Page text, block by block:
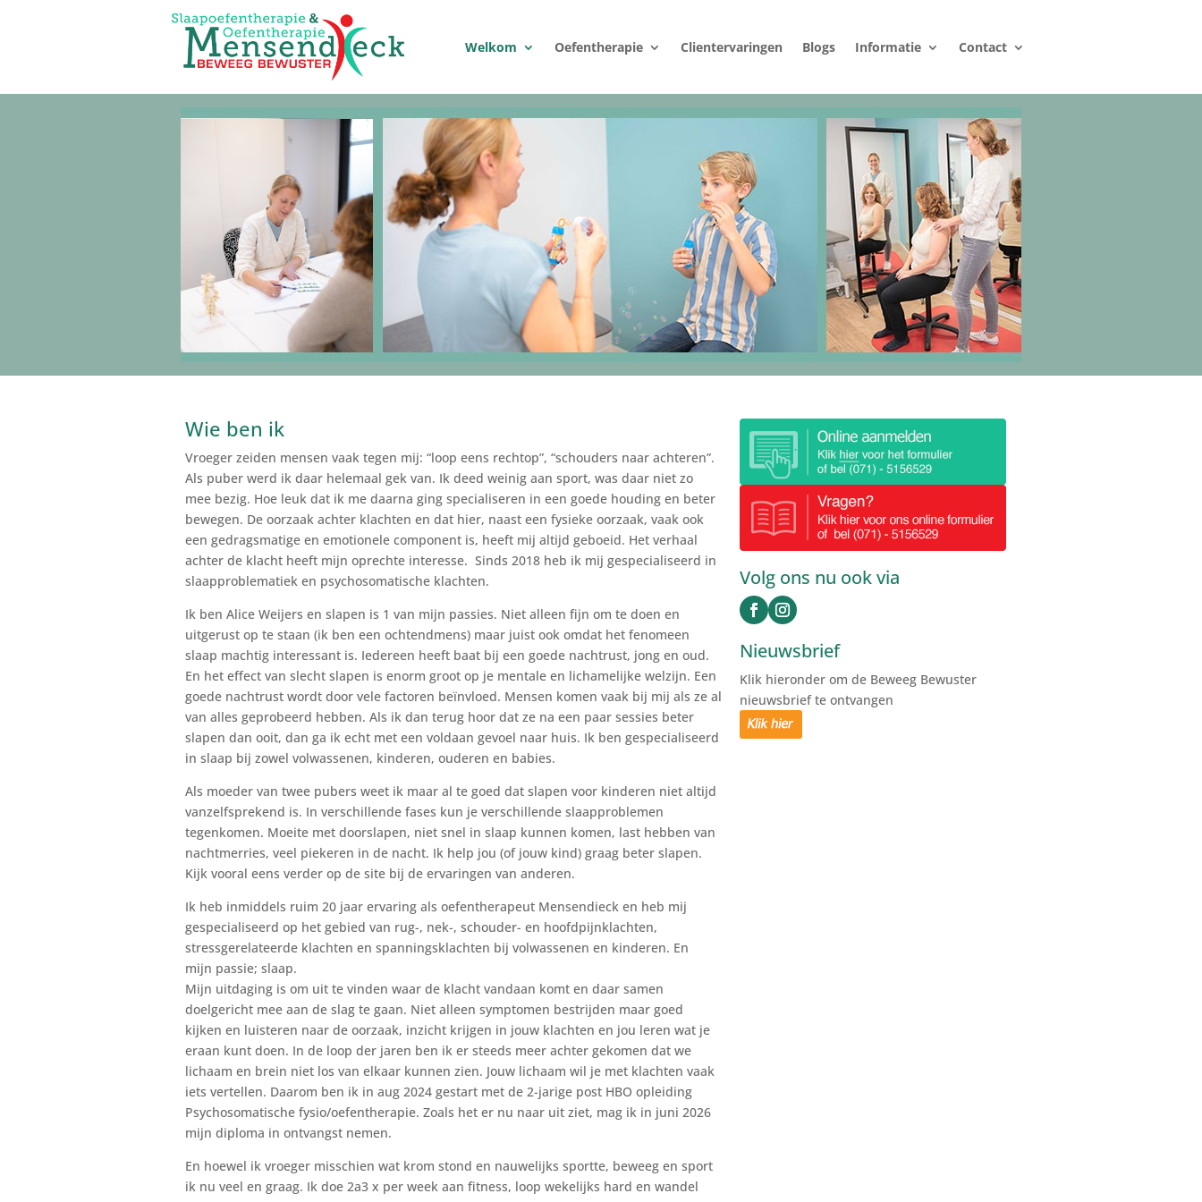
Welkom Oefentherapie Clientervaringen Blogs Informatie Contact
Wie ben ik
Vroeger zeiden mensen vaak tegen mij: “loop eens rechtop”, “schouders naar achteren”.
Als puber werd ik daar helemaal gek van. Ik deed weinig aan sport, was daar niet zo
mee bezig. Hoe leuk dat ik me daarna ging specialiseren in een goede houding en beter
bewegen. De oorzaak achter klachten en dat hier, naast een fysieke oorzaak, vaak ook
een gedragsmatige en emotionele component is, heeft mij altijd geboeid. Het verhaal
achter de klacht heeft mijn oprechte interesse. Sinds 2018 heb ik mij gespecialiseerd in
slaapproblematiek en psychosomatische klachten.
Ik ben Alice Weijers en slapen is 1 van mijn passies. Niet alleen fijn om te doen en
uitgerust op te staan (ik ben een ochtendmens) maar juist ook omdat het fenomeen
slaap machtig interessant is. Iedereen heeft baat bij een goede nachtrust, jong en oud.
En het effect van slecht slapen is enorm groot op je mentale en lichamelijke welzijn. Een
goede nachtrust wordt door vele factoren beïnvloed. Mensen komen vaak bij mij als ze al
van alles geprobeerd hebben. Als ik dan terug hoor dat ze na een paar sessies beter
slapen dan ooit, dan ga ik echt met een voldaan gevoel naar huis. Ik ben gespecialiseerd
in slaap bij zowel volwassenen, kinderen, ouderen en babies.
Als moeder van twee pubers weet ik maar al te goed dat slapen voor kinderen niet altijd
vanzelfsprekend is. In verschillende fases kun je verschillende slaapproblemen
tegenkomen. Moeite met doorslapen, niet snel in slaap kunnen komen, last hebben van
nachtmerries, veel piekeren in de nacht. Ik help jou (of jouw kind) graag beter slapen.
Kijk vooral eens verder op de site bij de ervaringen van anderen.
Ik heb inmiddels ruim 20 jaar ervaring als oefentherapeut Mensendieck en heb mij
gespecialiseerd op het gebied van rug-, nek-, schouder- en hoofdpijnklachten,
stressgerelateerde klachten en spanningsklachten bij volwassenen en kinderen. En
mijn passie; slaap.
Mijn uitdaging is om uit te vinden waar de klacht vandaan komt en daar samen
doelgericht mee aan de slag te gaan. Niet alleen symptomen bestrijden maar goed
kijken en luisteren naar de oorzaak, inzicht krijgen in jouw klachten en jou leren wat je
eraan kunt doen. In de loop der jaren ben ik er steeds meer achter gekomen dat we
lichaam en brein niet los van elkaar kunnen zien. Jouw lichaam wil je met klachten vaak
iets vertellen. Daarom ben ik in aug 2024 gestart met de 2-jarige post HBO opleiding
Psychosomatische fysio/oefentherapie. Zoals het er nu naar uit ziet, mag ik in juni 2026
mijn diploma in ontvangst nemen.
En hoewel ik vroeger misschien wat krom stond en nauwelijks sportte, beweeg en sport
ik nu veel en graag. Ik doe 2a3 x per week aan fitness, loop wekelijks hard en wandel
Volg ons nu ook via
Nieuwsbrief
Klik hieronder om de Beweeg Bewuster
nieuwsbrief te ontvangen